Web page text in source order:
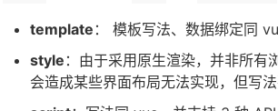
template ： 模板写法、数据绑定同
style ：由于采用原生渲染，并非所有
会造成某些界面布局无法实现，但写